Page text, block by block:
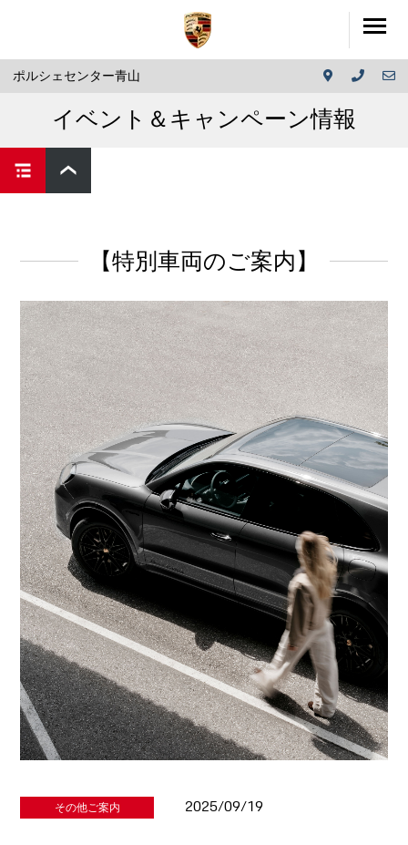
ポルシェセンター青山
イベント＆キャンペーン情報
【特別車両のご案内】
その他ご案内 2025/09/19